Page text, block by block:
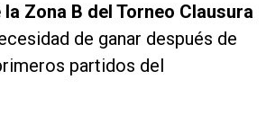
Zona B del Torneo Clausura
de ganar después de
partidos del